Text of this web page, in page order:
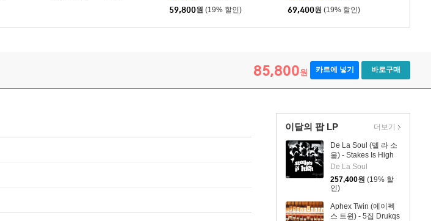
59,800원 (19% 할인)
69,400원 (19% 할인)
85,800원 카트에 넣기 바로구매
이달의 팝 LP
De La Soul (델 라 소
울) - Stakes Is High
[컬러 4LP]
De La Soul
257,400원 (19% 할
인)
Aphex Twin (에이펙
스 트윈) - 5집 Drukqs
더보기